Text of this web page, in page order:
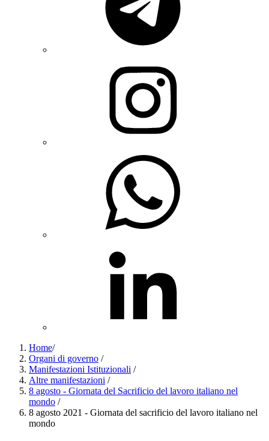
Home/
Organi di governo /
Manifestazioni Istituzionali /
Altre manifestazioni /
8 agosto - Giornata del Sacrificio del lavoro italiano nel
mondo /
8 agosto 2021 - Giornata del sacrificio del lavoro italiano nel
mondo